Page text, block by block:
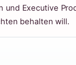
und Executive
behalten will.